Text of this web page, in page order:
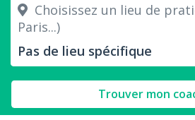
Choisissez un lieu de
Paris...)
Trouver mon